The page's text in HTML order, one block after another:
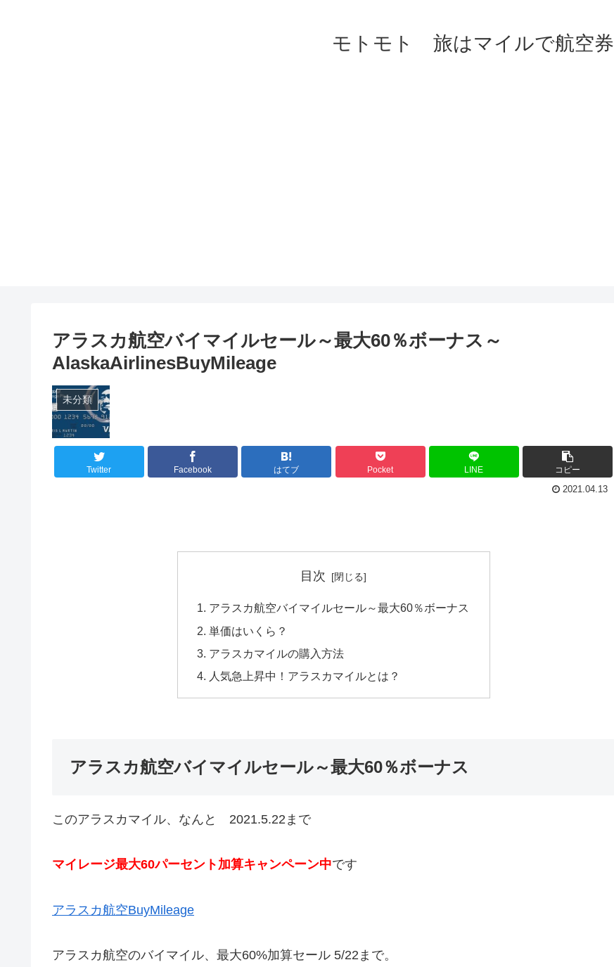
モトモト 旅はマイルで航空券
アラスカ航空バイマイルセール～最大60％ボーナス～
AlaskaAirlinesBuyMileage
未分類
Twitter Facebook はてブ Pocket LINE コピー
2021.04.13
目次
アラスカ航空バイマイルセール～最大60％ボーナス
単価はいくら？
アラスカマイルの購入方法
人気急上昇中！アラスカマイルとは？
アラスカ航空バイマイルセール～最大60％ボーナス
このアラスカマイル、なんと 2021.5.22まで
マイレージ最大60パーセント加算キャンペーン中です
アラスカ航空BuyMileage
アラスカ航空のバイマイル、最大60%加算セール 5/22まで。